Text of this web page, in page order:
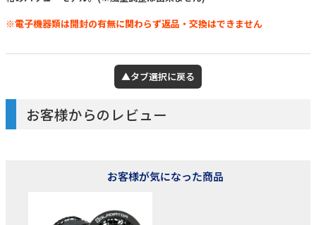
※電子機器類は開封の有無に関わらず返品・交換はできません
▲タブ選択に戻る
お客様からのレビュー
お客様が気になった商品